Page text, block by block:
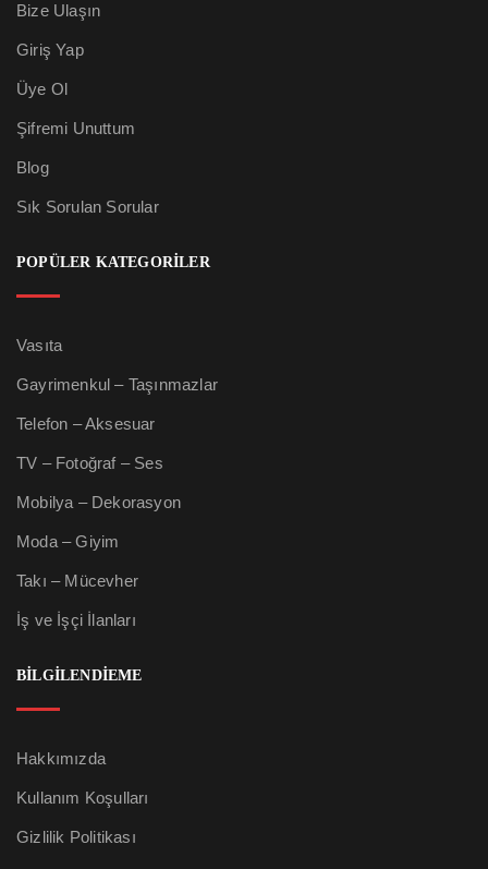
Bize Ulaşın
Giriş Yap
Üye Ol
Şifremi Unuttum
Blog
Sık Sorulan Sorular
POPÜLER KATEGORİLER
Vasıta
Gayrimenkul – Taşınmazlar
Telefon – Aksesuar
TV – Fotoğraf – Ses
Mobilya – Dekorasyon
Moda – Giyim
Takı – Mücevher
İş ve İşçi İlanları
BİLGİLENDİEME
Hakkımızda
Kullanım Koşulları
Gizlilik Politikası